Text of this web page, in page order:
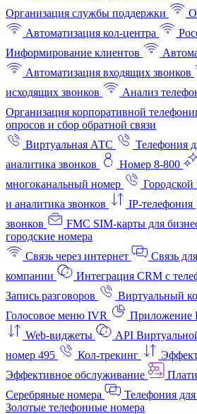
Организация службы поддержки
Автоматизация кол-центра
Информирование клиентов
Автоматизация входящих звонков
исходящих звонков
Анализ
Организация корпоративной
опросов и сбор обратной связи
Виртуальная АТС
Телефония
аналитика звонков
Номер 8-800
многоканальный номер
и аналитика звонков
IP-телефония
звонков
FMC SIM-карты для
городские номера
Связь через интернет
Связь
компании
Интеграция CRM с
Запись разговоров
Виртуальный
Голосовое меню IVR
Приложение
Web-виджеты
API
номер 495
Кол-трекинг
Эффективное обслуживание
Серебряные номера
Телефония
Золотые телефонные номера